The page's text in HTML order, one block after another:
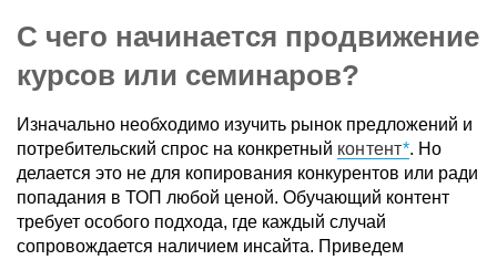
С чего начинается продвижение
курсов или семинаров?
Изначально необходимо изучить рынок предложений и
потребительский спрос на конкретный контент . Но
делается это не для копирования конкурентов или ради
попадания в ТОП любой ценой. Обучающий контент
требует особого подхода, где каждый случай
сопровождается наличием инсайта. Приведем